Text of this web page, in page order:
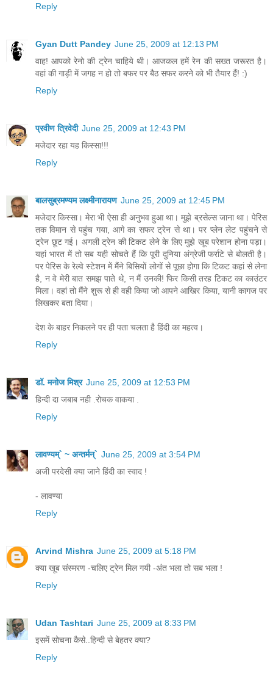
Reply
Gyan Dutt Pandey June 25, 2009 at 12:13 PM
वाह! आपको रेनो की ट्रेन चाहिये थी। आजकल हमें रेन की सख्त जरूरत है।
वहां की गाड़ी में जगह न हो तो बफर पर बैठ सफर करने को भी तैयार हैं! :)
Reply
प्रवीण त्रिवेदी June 25, 2009 at 12:43 PM
मजेदार रहा यह किस्सा!!!
Reply
बालसुब्रमण्यम लक्ष्मीनारायण June 25, 2009 at 12:45 PM
मजेदार किस्सा। मेरा भी ऐसा ही अनुभव हुआ था। मुझे ब्रसेल्स जाना था। पेरिस
तक विमान से पहुंच गया, आगे का सफर ट्रेन से था। पर प्लेन लेट पहुंचने से
ट्रेन छूट गई। अगली ट्रेन की टिकट लेने के लिए मुझे खूब परेशान होना पड़ा।
यहां भारत में तो सब यही सोचते हैं कि पूरी दुनिया अंग्रेजी फर्राटे से बोलती है।
पर पेरिस के रेल्वे स्टेशन में मैंने बिसियों लोगों से पूछा होगा कि टिकट कहां से लेना
है, न वे मेरी बात समझ पाते थे, न मैं उनकी! फिर किसी तरह टिकट का काउंटर
मिला। वहां तो मैंने शुरू से ही वही किया जो आपने आखिर किया, यानी कागज पर
लिखकर बता दिया।
देश के बाहर निकलने पर ही पता चलता है हिंदी का महत्व।
Reply
डॉ. मनोज मिश्र June 25, 2009 at 12:53 PM
हिन्दी दा जबाब नही .रोचक वाकया .
Reply
लावण्यम्` ~ अन्तर्मन्` June 25, 2009 at 3:54 PM
अजी परदेसी क्या जाने हिंदी का स्वाद !
- लावण्या
Reply
Arvind Mishra June 25, 2009 at 5:18 PM
क्या खूब संस्मरण -चलिए ट्रेन मिल गयी -अंत भला तो सब भला !
Reply
Udan Tashtari June 25, 2009 at 8:33 PM
इसमें सोचना कैसे..हिन्दी से बेहतर क्या?
Reply